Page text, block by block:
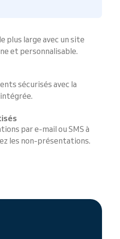
plus large avec un site
et personnalisable.
sécurisés avec la
par e-mail ou SMS à
les non-présentations.